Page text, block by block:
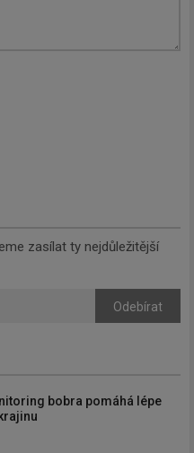
zasílat ty nejdůležitější
Odebírat
bobra pomáhá lépe